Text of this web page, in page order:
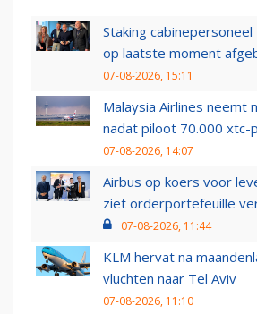
Staking cabinepersoneel
op laatste moment
07-08-2026, 15:11
Malaysia Airlines neemt
nadat piloot 70.000 xtc-
07-08-2026, 14:07
Airbus op koers voor
ziet orderportefeuille
07-08-2026, 11:44
KLM hervat na
vluchten naar Tel Aviv
07-08-2026, 11:10